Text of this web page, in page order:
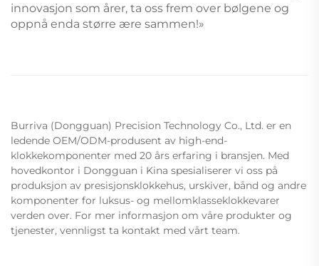
innovasjon som årer, ta oss frem over bølgene og
oppnå enda større ære sammen!»
Burriva (Dongguan) Precision Technology Co., Ltd. er en
ledende OEM/ODM-produsent av high-end-
klokkekomponenter med 20 års erfaring i bransjen. Med
hovedkontor i Dongguan i Kina spesialiserer vi oss på
produksjon av presisjonsklokkehus, urskiver, bånd og andre
komponenter for luksus- og mellomklasseklokkevarer
verden over. For mer informasjon om våre produkter og
tjenester, vennligst ta kontakt med vårt team.